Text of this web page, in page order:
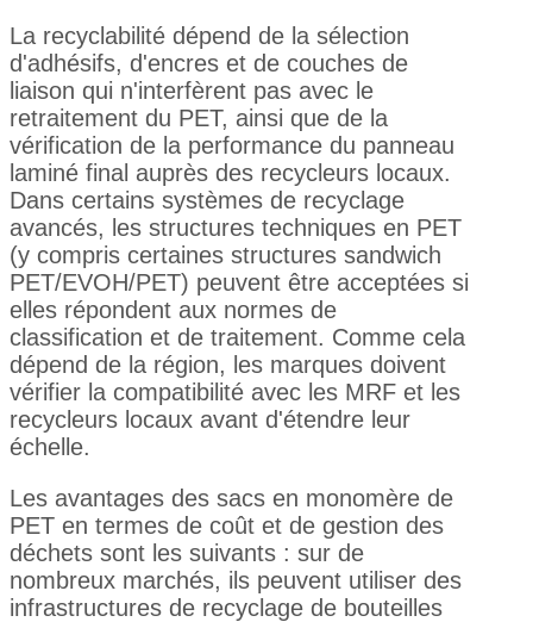
La recyclabilité dépend de la sélection
d'adhésifs, d'encres et de couches de
liaison qui n'interfèrent pas avec le
retraitement du PET, ainsi que de la
vérification de la performance du panneau
laminé final auprès des recycleurs locaux.
Dans certains systèmes de recyclage
avancés, les structures techniques en PET
(y compris certaines structures sandwich
PET/EVOH/PET) peuvent être acceptées si
elles répondent aux normes de
classification et de traitement. Comme cela
dépend de la région, les marques doivent
vérifier la compatibilité avec les MRF et les
recycleurs locaux avant d'étendre leur
échelle.
Les avantages des sacs en monomère de
PET en termes de coût et de gestion des
déchets sont les suivants : sur de
nombreux marchés, ils peuvent utiliser des
infrastructures de recyclage de bouteilles